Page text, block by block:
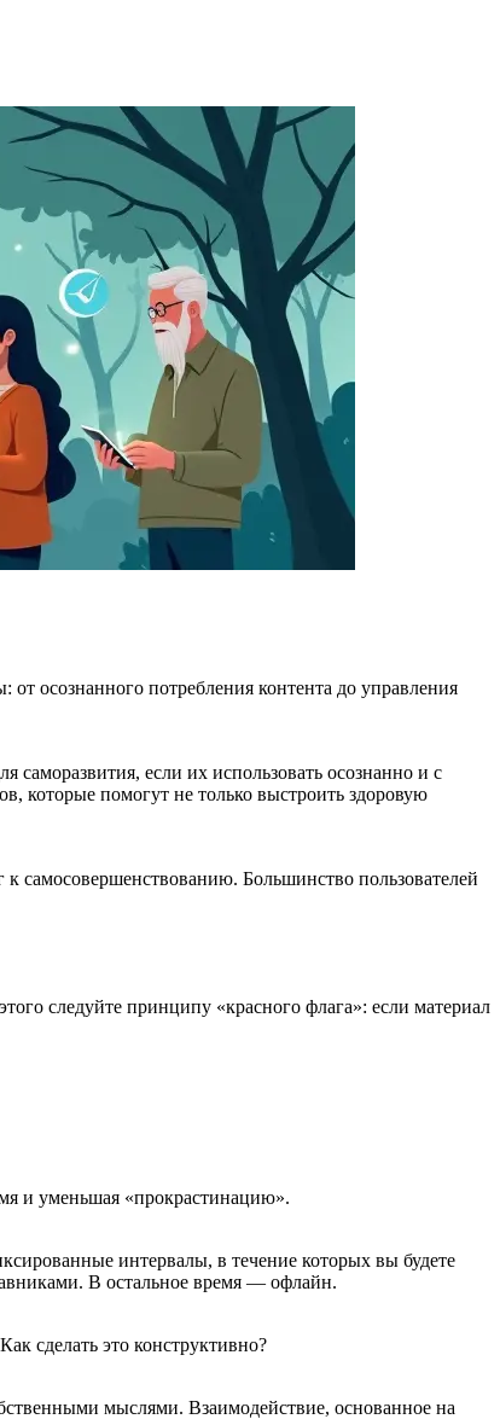
от осознанного потребления контента до управления
если их использовать осознанно и с
которые помогут не только выстроить здоровую
самосовершенствованию. Большинство пользователей
следуйте принципу «красного флага»: если материал
и уменьшая «прокрастинацию».
интервалы, в течение которых вы будете
В остальное время — офлайн.
сделать это конструктивно?
мыслями. Взаимодействие, основанное на